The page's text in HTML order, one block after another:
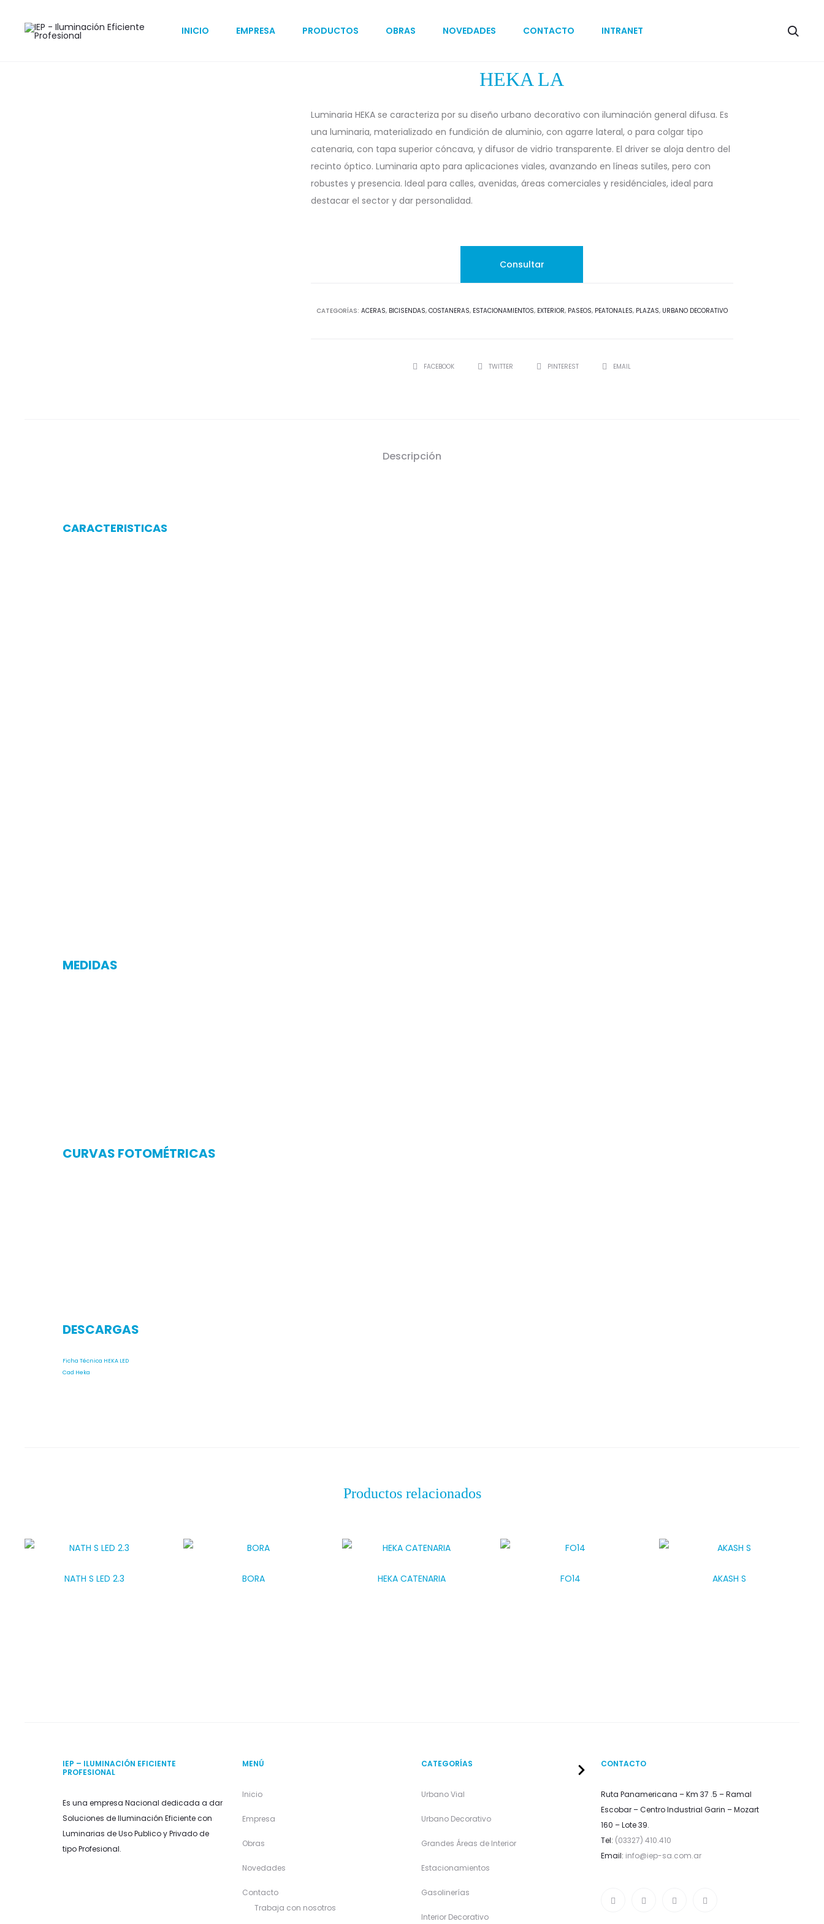
INICIO EMPRESA PRODUCTOS OBRAS NOVEDADES CONTACTO INTRANET
Inicio Estacionamientos
HEKA LA
Luminaria HEKA se caracteriza por su diseño urbano decorativo con iluminación general difusa. Es
una luminaria, materializado en fundición de aluminio, con agarre lateral, o para colgar tipo
catenaria, con tapa superior cóncava, y difusor de vidrio transparente. El driver se aloja dentro del
recinto óptico. Luminaria apto para aplicaciones viales, avanzando en líneas sutiles, pero con
robustes y presencia. Ideal para calles, avenidas, áreas comerciales y residénciales, ideal para
destacar el sector y dar personalidad.
CATEGORÍAS: ACERAS, BICISENDAS, COSTANERAS, ESTACIONAMIENTOS, EXTERIOR, PASEOS, PEATONALES, PLAZAS, URBANO DECORATIVO
SHAREFACEBOOK TWITTER PINTEREST EMAIL
Descripción
CARACTERISTICAS
MEDIDAS
CURVAS FOTOMÉTRICAS
DESCARGAS
Ficha Técnica HEKA LED
Cad Heka
Productos relacionados
NATH S LED 2.3 BORA HEKA CATENARIA FO14 AKASH S
IEP – ILUMINACIÓN EFICIENTE
PROFESIONAL
Es una empresa Nacional dedicada a dar
Soluciones de Iluminación Eficiente con
Luminarias de Uso Publico y Privado de
tipo Profesional.
MENÚ
Inicio
Empresa
Obras
Novedades
Contacto
Trabaja con nosotros
CATEGORÍAS
Urbano Vial
Urbano Decorativo
Grandes Áreas de Interior
Estacionamientos
Gasolinerías
Interior Decorativo
CONTACTO
Ruta Panamericana – Km 37 .5 – Ramal
Escobar – Centro Industrial Garin – Mozart
160 – Lote 39.
Tel: (03327) 410.410
Email: info@iep-sa.com.ar